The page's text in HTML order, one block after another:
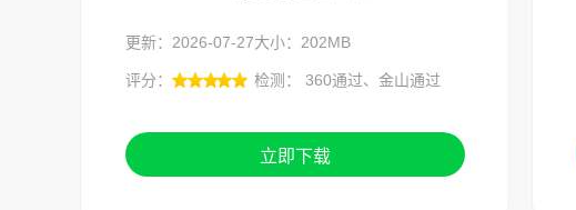
更新：2026-07-27大小：202MB
评分： 检测： 360通过、金山通过
立即下载